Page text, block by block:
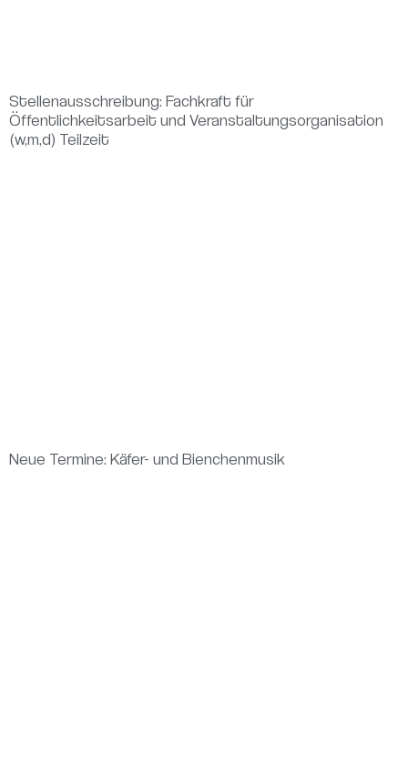
Stellenausschreibung: Fachkraft für
Öffentlichkeitsarbeit und Veranstaltungsorganisation
(w,m,d) Teilzeit
Neue Termine: Käfer- und Bienchenmusik